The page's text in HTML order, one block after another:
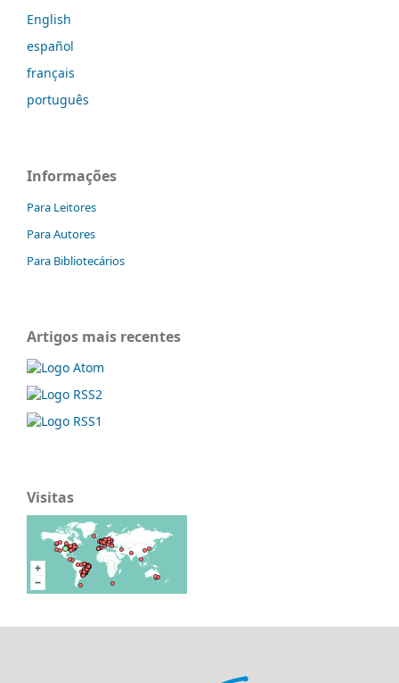
English
español
français
português
Informações
Para Leitores
Para Autores
Para Bibliotecários
Artigos mais recentes
Visitas